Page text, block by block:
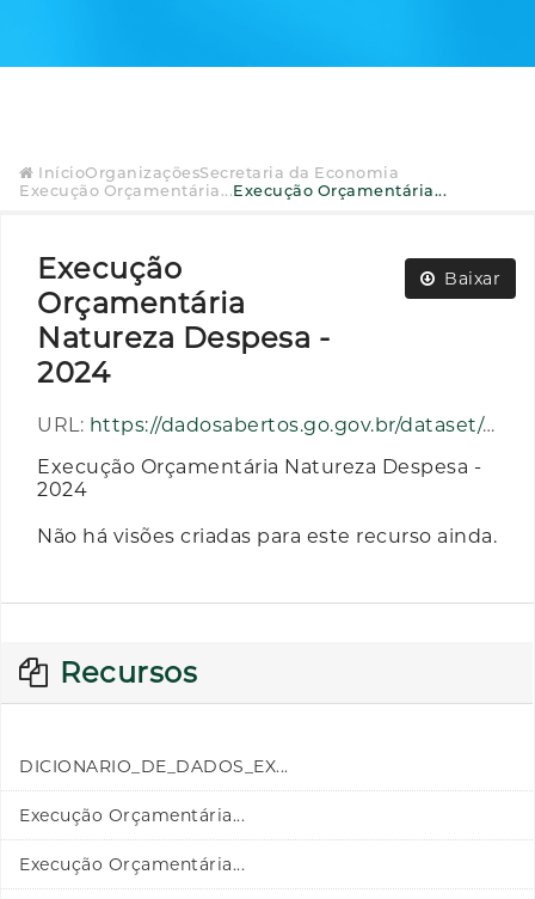
InícioOrganizaçõesSecretaria da Economia
Execução Orçamentária...Execução Orçamentária...
Baixar
Execução
Orçamentária
Natureza Despesa -
2024
URL: https://dadosabertos.go.gov.br/dataset/e9aecf10-67b7-47e2-beb6-8b45429e099b/resource/80b50aa8-0787-4628-bb16-ea424d5174da/download/execucao_orcamentaria_natureza_despesa_ano_2024.zip
Execução Orçamentária Natureza Despesa -
2024
Não há visões criadas para este recurso ainda.
Recursos
DICIONARIO_DE_DADOS_EX...
Execução Orçamentária...
Execução Orçamentária...